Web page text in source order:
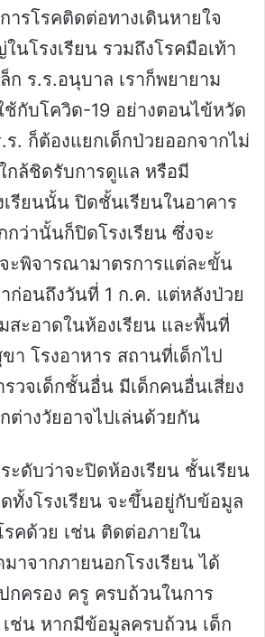
รโรคติดต่อทางเดินหายใจ
นโรงเรียน รวมถึงโรคมือเท้า
ก ร.ร.อนุบาล เราก็พยายาม
กับโควิด-19 อย่างตอนไข้หวัด
. ก็ต้องแยกเด็กป่วยออกจากไม่
กล้ชิดรับการดูแล หรือมี
รียนนั้น ปิดชั้นเรียนในอาคาร
กว่านั้นก็ปิดโรงเรียน ซึ่งจะ
ะพิจารณามาตรการแต่ละขั้น
าก่อนถึงวันที่ 1 ก.ค. แต่หลังป่วย
สะอาดในห้องเรียน และพื้นที่
า โรงอาหาร สถานที่เด็กไป
รวจเด็กชั้นอื่น มีเด็กคนอื่นเสี่ยง
ต่างวัยอาจไปเล่นด้วยกัน
ะดับว่าจะปิดห้องเรียน ชั้นเรียน
ทั้งโรงเรียน จะขึ้นอยู่กับข้อมูล
คด้วย เช่น ติดต่อภายใน
าจากภายนอกโรงเรียน ได้
กครอง ครู ครบถ้วนในการ
ช่น หากมีข้อมูลครบถ้วน เด็ก